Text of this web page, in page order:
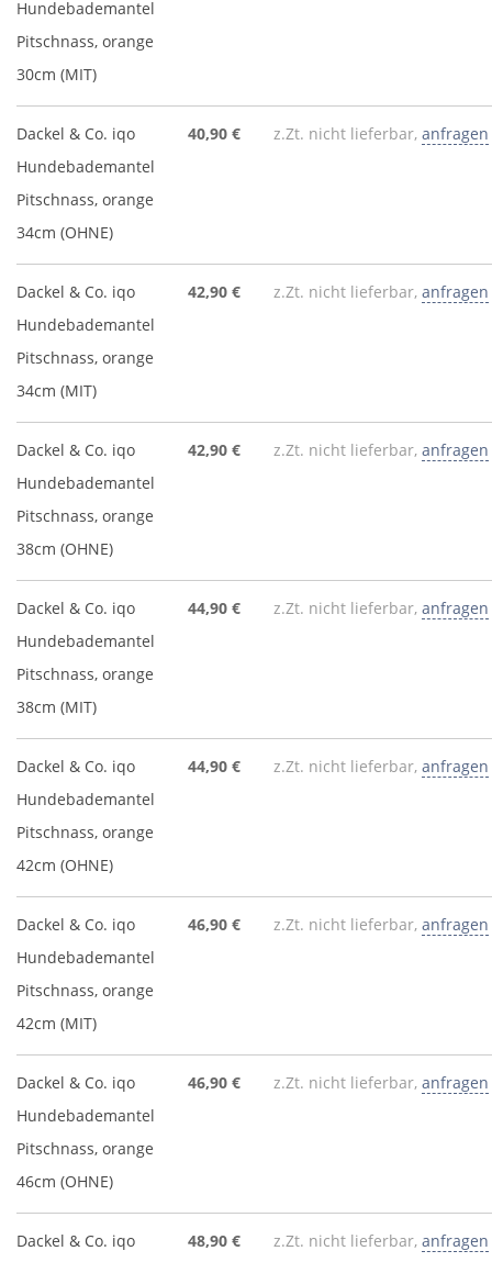
Hundebademantel
Pitschnass, orange
30cm (MIT)
Dackel & Co. iqo
Hundebademantel
Pitschnass, orange
34cm (OHNE)
40,90 € z.Zt. nicht lieferbar, anfragen
Dackel & Co. iqo
Hundebademantel
Pitschnass, orange
34cm (MIT)
42,90 € z.Zt. nicht lieferbar, anfragen
Dackel & Co. iqo
Hundebademantel
Pitschnass, orange
38cm (OHNE)
42,90 € z.Zt. nicht lieferbar, anfragen
Dackel & Co. iqo
Hundebademantel
Pitschnass, orange
38cm (MIT)
44,90 € z.Zt. nicht lieferbar, anfragen
Dackel & Co. iqo
Hundebademantel
Pitschnass, orange
42cm (OHNE)
44,90 € z.Zt. nicht lieferbar, anfragen
Dackel & Co. iqo
Hundebademantel
Pitschnass, orange
42cm (MIT)
46,90 € z.Zt. nicht lieferbar, anfragen
Dackel & Co. iqo
Hundebademantel
Pitschnass, orange
46cm (OHNE)
46,90 € z.Zt. nicht lieferbar, anfragen
Dackel & Co. iqo
48,90 € z.Zt. nicht lieferbar, anfragen